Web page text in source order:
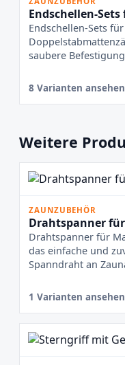
Endschellen-
Endschellen-Sets
saubere
8 Varianten ansehen
Weitere
ZAUNZUBEHÖR
Drahtspanner
Drahtspanner für
das einfache und
Spanndraht an
1 Varianten ansehen